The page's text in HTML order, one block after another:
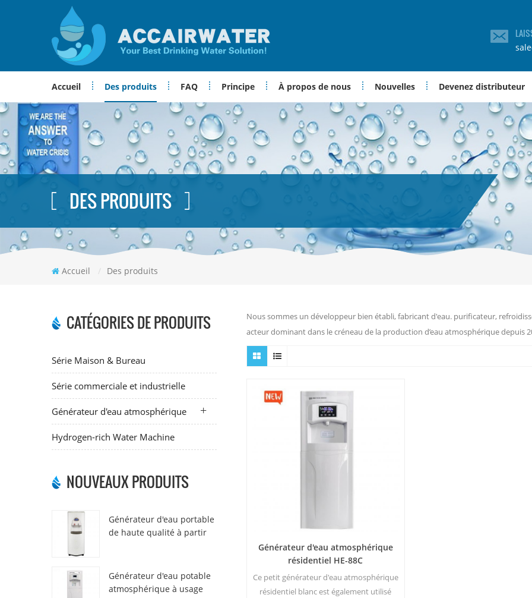
Accueil Des produits FAQ Principe À propos de nous Nouvelles Devenez distributeur
DES PRODUITS
Accueil / Des produits
CATÉGORIES DE PRODUITS
Série Maison & Bureau
Série commerciale et industrielle
Générateur d'eau atmosphérique
Hydrogen-rich Water Machine
NOUVEAUX PRODUITS
Générateur d'eau portable
de haute qualité à partir
Générateur d'eau potable
atmosphérique à usage
Nous sommes un développeur bien établi, fabricant d'eau. purificateur,
acteur dominant dans le créneau de la production d’eau atmosphérique depuis
Générateur d'eau atmosphérique
résidentiel HE-88C
Ce petit générateur d'eau atmosphérique
résidentiel blanc est également utilisé